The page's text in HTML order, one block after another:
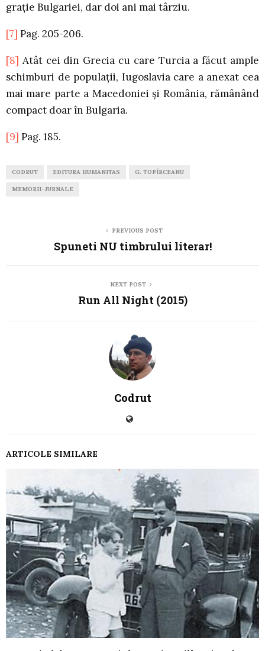
graţie Bulgariei, dar doi ani mai târziu.
[7] Pag. 205-206.
[8] Atât cei din Grecia cu care Turcia a făcut ample
schimburi de populaţii, Iugoslavia care a anexat cea
mai mare parte a Macedoniei şi România, rămânând
compact doar în Bulgaria.
[9] Pag. 185.
CODRUT EDITURA HUMANITAS G. TOPÎRCEANU
MEMORII-JURNALE
PREVIOUS POST
Spuneti NU timbrului literar!
NEXT POST
Run All Night (2015)
Codrut
ARTICOLE SIMILARE